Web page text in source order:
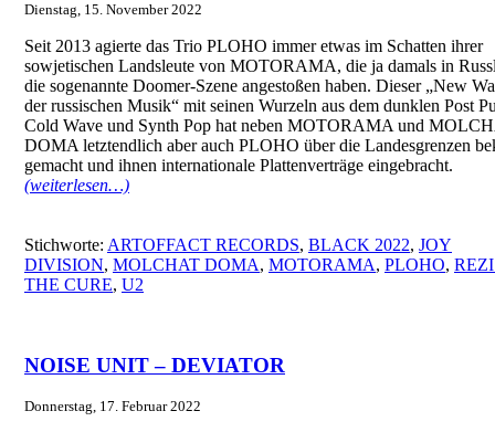
Dienstag, 15. November 2022
Seit 2013 agierte das Trio PLOHO immer etwas im Schatten ihrer
sowjetischen Landsleute von MOTORAMA, die ja damals in
die sogenannte Doomer-Szene angestoßen haben. Dieser „New
der russischen Musik“ mit seinen Wurzeln aus dem dunklen Post
Cold Wave und Synth Pop hat neben MOTORAMA und
DOMA letztendlich aber auch PLOHO über die Landesgrenzen
gemacht und ihnen internationale Plattenverträge eingebracht.
(weiterlesen…)
Stichworte: ARTOFFACT RECORDS, BLACK 2022, JOY
DIVISION, MOLCHAT DOMA, MOTORAMA, PLOHO,
THE CURE, U2
NOISE UNIT – DEVIATOR
Donnerstag, 17. Februar 2022